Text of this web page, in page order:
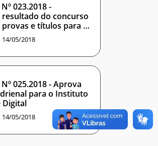
023.2018 -
do concurso
e títulos para o
do Magistério
área de
para o
Digital.
14/05/2018
025.2018 - Aprova
para o Instituto
14/05/2018